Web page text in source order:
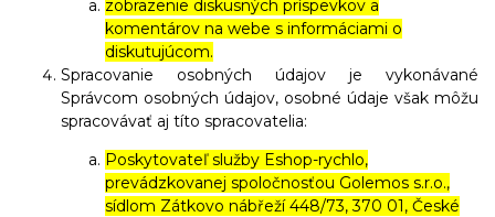
zobrazenie diskusných príspevkov a
komentárov na webe s informáciami o
diskutujúcom.
Spracovanie osobných údajov je vykonávané
Správcom osobných údajov, osobné údaje však môžu
spracovávať aj títo spracovatelia:
Poskytovateľ služby Eshop-rychlo,
prevádzkovanej spoločnosťou Golemos s.r.o.,
sídlom Zátkovo nábřeží 448/73, 370 01, České